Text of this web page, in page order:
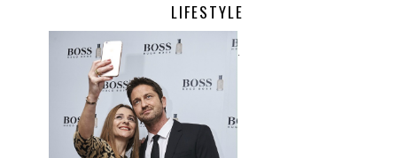
LIFESTYLE
.